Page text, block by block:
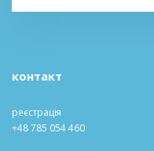
контакт
реєстрація
+48 785 054 460